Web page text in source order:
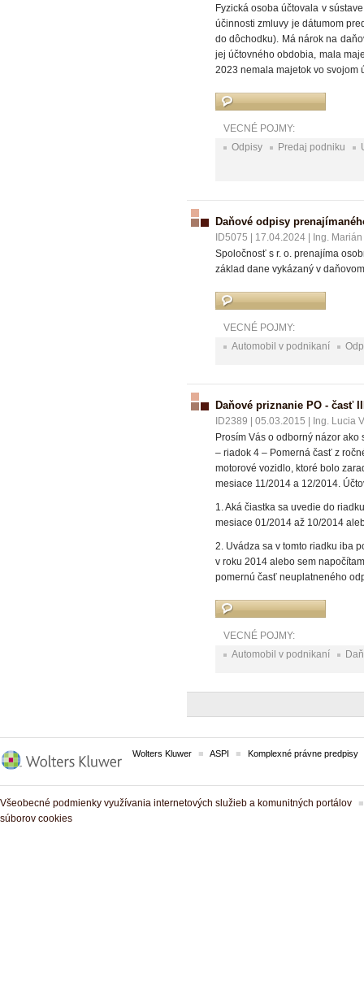
Fyzická osoba účtovala v
účinnosti zmluvy je dátumom
do dôchodku). Má nárok na
jej účtovného obdobia, mala
2023 nemala majetok vo svojom
VECNÉ POJMY:
Odpisy
Predaj podniku
Daňové odpisy
ID5075 17.04.2024
Ing.
Spoločnosť s r. o. prenajíma
základ dane vykázaný v
VECNÉ POJMY:
Automobil v podnikaní
Daňové priznanie PO - časť
ID2389 05.03.2015
Ing. Lucia
Prosím Vás o odborný názor
– riadok 4 – Pomerná časť z
motorové vozidlo, ktoré bolo
mesiace 11/2014 a 12/2014.
1. Aká čiastka sa uvedie do
mesiace 01/2014 až 10/2014
2. Uvádza sa v tomto riadku iba
v roku 2014 alebo sem
pomernú časť neuplatneného
VECNÉ POJMY:
Automobil v podnikaní
Wolters Kluwer ASPI Komplexné právne predpisy
Všeobecné podmienky využívania internetových služieb a komunitných portálov
súborov cookies